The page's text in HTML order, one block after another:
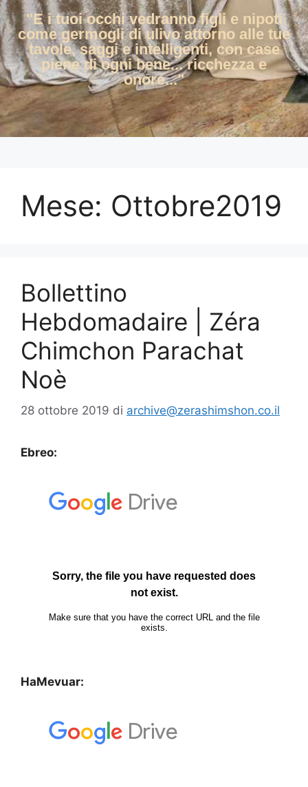
"E i tuoi occhi vedranno figli e nipoti
come germogli di ulivo attorno alle tue
tavole, saggi e intelligenti, con case
piene di ogni bene... ricchezza e
onore..."
Mese: Ottobre2019
Bollettino
Hebdomadaire | Zéra
Chimchon Parachat
Noè
28 ottobre 2019 di archive@zerashimshon.co.il
Ebreo:
HaMevuar: